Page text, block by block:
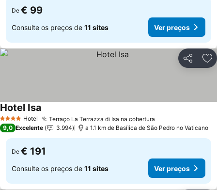
De € 99
Consulte os preços de 11 sites Ver preços
Partilhar
4 EstrelasHotel Terraço La Terrazza di Isa na cobertura
Hotel Isa
9,0 Excelente 3.994 a 1.1 km de Basílica de São Pedro no Vaticano
De € 191
Consulte os preços de 11 sites Ver preços